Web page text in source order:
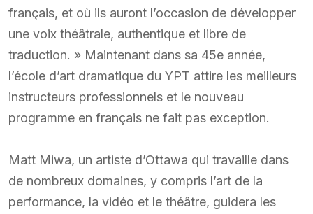
français, et où ils auront l’occasion de développer
une voix théâtrale, authentique et libre de
traduction. » Maintenant dans sa 45e année,
l’école d’art dramatique du YPT attire les meilleurs
instructeurs professionnels et le nouveau
programme en français ne fait pas exception.
Matt Miwa, un artiste d’Ottawa qui travaille dans
de nombreux domaines, y compris l’art de la
performance, la vidéo et le théâtre, guidera les